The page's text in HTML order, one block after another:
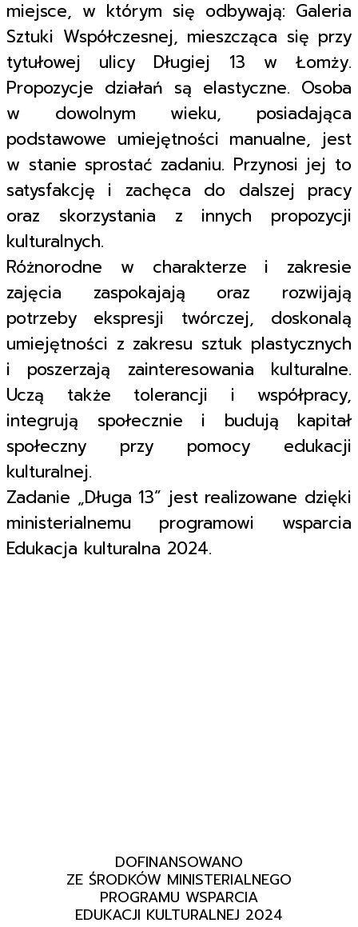
miejsce, w którym się odbywają: Galeria
Sztuki Współczesnej, mieszcząca się przy
tytułowej ulicy Długiej 13 w Łomży.
Propozycje działań są elastyczne. Osoba
w dowolnym wieku, posiadająca
podstawowe umiejętności manualne, jest
w stanie sprostać zadaniu. Przynosi jej to
satysfakcję i zachęca do dalszej pracy
oraz skorzystania z innych propozycji
kulturalnych.
Różnorodne w charakterze i zakresie
zajęcia zaspokajają oraz rozwijają
potrzeby ekspresji twórczej, doskonalą
umiejętności z zakresu sztuk plastycznych
i poszerzają zainteresowania kulturalne.
Uczą także tolerancji i współpracy,
integrują społecznie i budują kapitał
społeczny przy pomocy edukacji
kulturalnej.
Zadanie „Długa 13” jest realizowane dzięki
ministerialnemu programowi wsparcia
Edukacja kulturalna 2024.
DOFINANSOWANO
ZE ŚRODKÓW MINISTERIALNEGO
PROGRAMU WSPARCIA
EDUKACJI KULTURALNEJ 2024